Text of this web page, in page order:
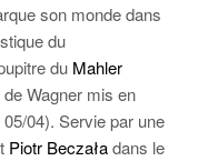
son monde dans
du
du Mahler
de Wagner mis en
04). Servie par une
Piotr Beczaładans le